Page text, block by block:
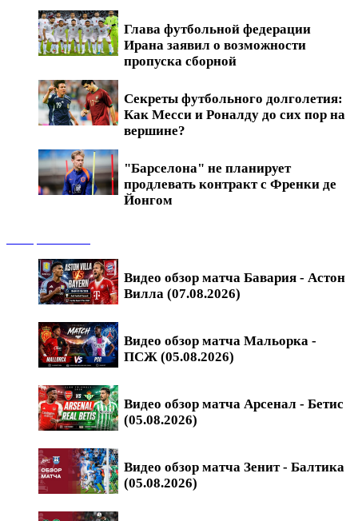
Глава футбольной федерации
Ирана заявил о возможности
пропуска сборной
Секреты футбольного долголетия:
Как Месси и Роналду до сих пор на
вершине?
"Барселона" не планирует
продлевать контракт с Френки де
Йонгом
Видео обзор матча Бавария - Астон
Вилла (07.08.2026)
Видео обзор матча Мальорка -
ПСЖ (05.08.2026)
Видео обзор матча Арсенал - Бетис
(05.08.2026)
Видео обзор матча Зенит - Балтика
(05.08.2026)